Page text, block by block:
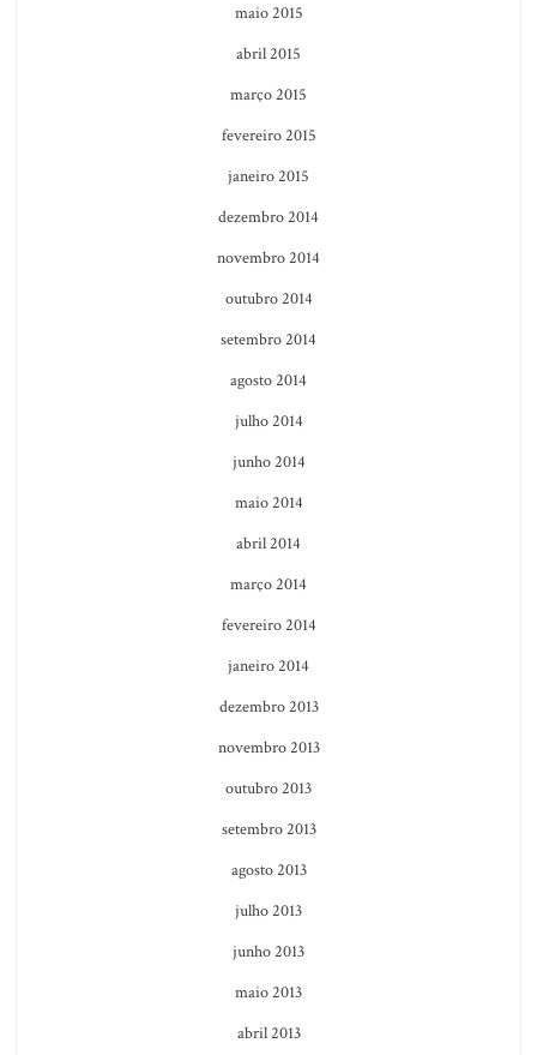
maio 2015
abril 2015
março 2015
fevereiro 2015
janeiro 2015
dezembro 2014
novembro 2014
outubro 2014
setembro 2014
agosto 2014
julho 2014
junho 2014
maio 2014
abril 2014
março 2014
fevereiro 2014
janeiro 2014
dezembro 2013
novembro 2013
outubro 2013
setembro 2013
agosto 2013
julho 2013
junho 2013
maio 2013
abril 2013